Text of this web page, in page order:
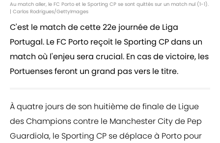
Au match aller, le FC Porto et le Sporting CP se sont quittés sur un match nul (1-1).
| Carlos Rodrigues/GettyImages
C'est le match de cette 22e journée de Liga
Portugal. Le FC Porto reçoit le Sporting CP dans un
match où l'enjeu sera crucial. En cas de victoire, les
Portuenses feront un grand pas vers le titre.
À quatre jours de son huitième de finale de Ligue
des Champions contre le Manchester City de Pep
Guardiola, le Sporting CP se déplace à Porto pour